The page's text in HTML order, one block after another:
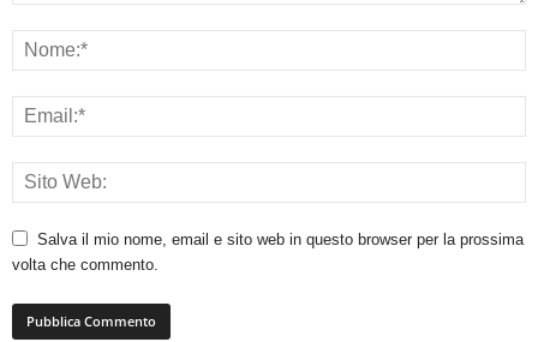
Salva il mio nome, email e sito web in questo browser per la prossima
volta che commento.